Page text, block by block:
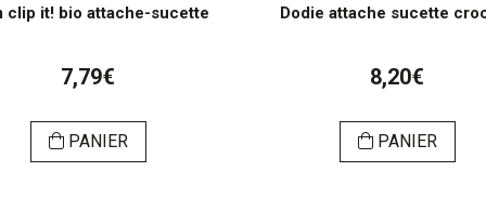
clip it! bio attache-sucette
7,79€
PANIER
Dodie attache sucette
8,20€
PANIER